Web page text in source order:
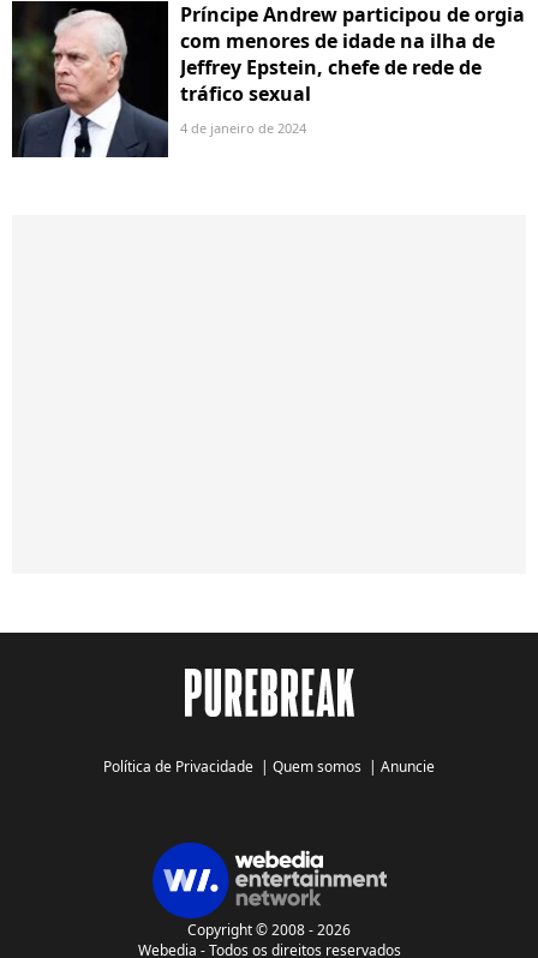
Príncipe Andrew participou de orgia
com menores de idade na ilha de
Jeffrey Epstein, chefe de rede de
tráfico sexual
4 de janeiro de 2024
Política de Privacidade | Quem somos | Anuncie
Copyright © 2008 - 2026
Webedia - Todos os direitos reservados